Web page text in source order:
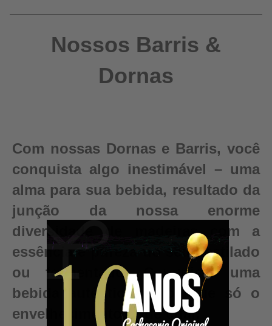
Nossos Barris &
Dornas
Com nossas Dornas e Barris, você
conquista algo inestimável – uma
alma para sua bebida, resultado da
junção da nossa enorme
diversidade de madeiras com a
essência e pureza do seu destilado
ou fermentado. Conquiste uma
bebida autêntica, valor que só o
envelhecimento pode criar.